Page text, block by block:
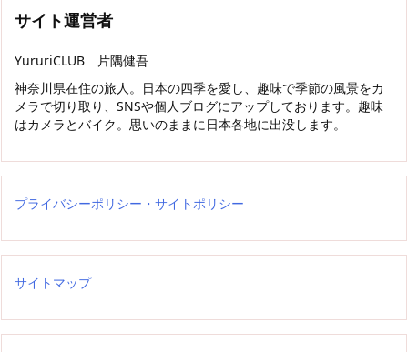
サイト運営者
YururiCLUB 片隅健吾
神奈川県在住の旅人。日本の四季を愛し、趣味で季節の風景をカ
メラで切り取り、SNSや個人ブログにアップしております。趣味
はカメラとバイク。思いのままに日本各地に出没します。
プライバシーポリシー・サイトポリシー
サイトマップ